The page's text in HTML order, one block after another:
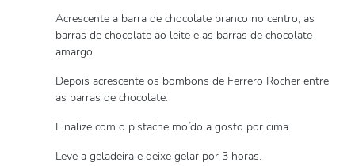
Acrescente a barra de chocolate branco no centro, as
barras de chocolate ao leite e as barras de chocolate
amargo.
Depois acrescente os bombons de Ferrero Rocher entre
as barras de chocolate.
Finalize com o pistache moído a gosto por cima.
Leve a geladeira e deixe gelar por 3 horas.